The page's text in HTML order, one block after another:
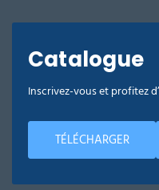
Catalogue
Inscrivez-vous et profitez
TÉLÉCHARGER